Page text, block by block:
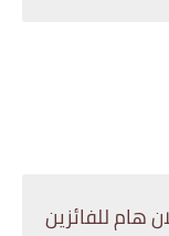
هام للفائزين